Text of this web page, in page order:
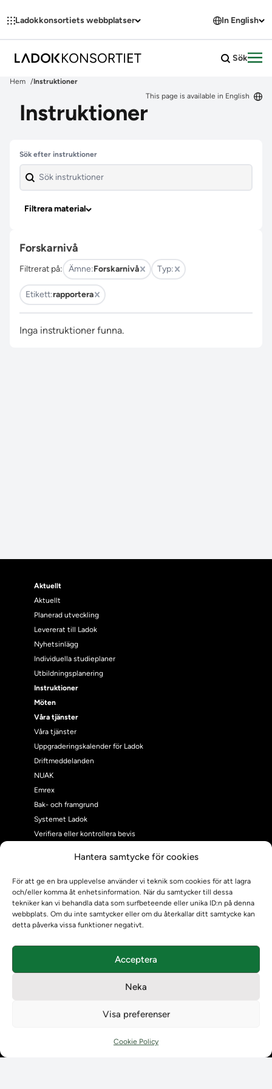
Hantera samtycke för cookies
För att ge en bra upplevelse använder vi teknik som cookies för att lagra
och/eller komma åt enhetsinformation. När du samtycker till dessa
tekniker kan vi behandla data som surfbeteende eller unika ID:n på denna
webbplats. Om du inte samtycker eller om du återkallar ditt samtycke kan
detta påverka vissa funktioner negativt.
Acceptera
Neka
Visa preferenser
Cookie Policy
Ladokkonsortiets webbplatser In English
Sök
Hem
Instruktioner
This page is available in English
Instruktioner
Hoppa över filter
Sök efter instruktioner
Filtrera material
Forskarnivå
Filtrerat på: Ämne:Forskarnivå Typ:
Etikett:rapportera
Inga instruktioner funna.
Aktuellt
Aktuellt
Planerad utveckling
Levererat till Ladok
Nyhetsinlägg
Individuella studieplaner
Utbildningsplanering
Instruktioner
Möten
Våra tjänster
Våra tjänster
Uppgraderingskalender för Ladok
Driftmeddelanden
NUAK
Emrex
Bak- och framgrund
Systemet Ladok
Verifiera eller kontrollera bevis
Om oss
Om Ladokkonsortiet
Ladokkonsortiet internationellt
Vision, strategi och produktplan
Kontaktuppgifter för studenters Ladoksupport